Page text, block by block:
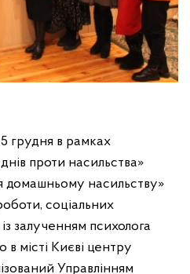
грудня в рамках
днів проти насильства»
домашньому насильству»
соціальних
залученням психолога
місті Києві центру
Управлінням